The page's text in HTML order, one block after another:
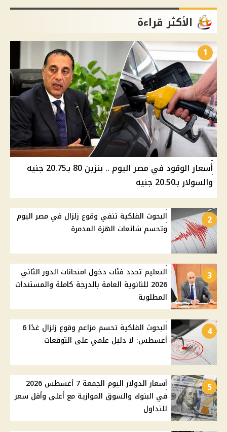
الأكثر قراءة
1
أسعار الوقود في مصر اليوم .. بنزين 80 بـ20.75 جنيه
والسولار بـ20.50 جنيه
2
البحوث الفلكية تنفي وقوع زلزال في مصر اليوم
وتحسم شائعات الهزة المدمرة
3
التعليم تحدد فئات دخول امتحانات الدور الثاني
2026 للثانوية العامة بالدرجة كاملة والمستندات
المطلوبة
4
البحوث الفلكية تحسم مزاعم وقوع زلزال غدًا 6
أغسطس: لا دليل علمي على التوقعات
5
أسعار الدولار اليوم الجمعة 7 أغسطس 2026
في البنوك والسوق الموازية مع أعلى وأقل سعر
للتداول